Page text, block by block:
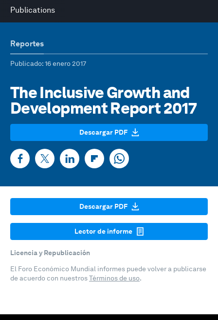
Publications
Reportes
Publicado: 16 enero 2017
The Inclusive Growth and
Development Report 2017
Descargar PDF
Descargar PDF
Lector de informe
Licencia y Republicación
El Foro Económico Mundial informes puede volver a publicarse
de acuerdo con nuestrosTérminos de uso.